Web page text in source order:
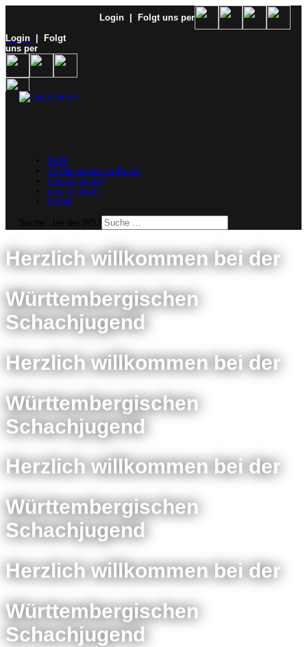
Login
| Folgt uns per
Login
| Folgt
uns per
SVW
Ergebnisdienst & Portal
Schachjugend
Verein finden
E-Mail
Herzlich willkommen bei der
Württembergischen
Schachjugend
Herzlich willkommen bei der
Württembergischen
Schachjugend
Herzlich willkommen bei der
Württembergischen
Schachjugend
Herzlich willkommen bei der
Württembergischen
Schachjugend